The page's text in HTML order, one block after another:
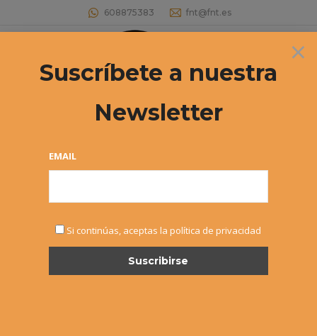
608875383 fnt@fnt.es
Buscar:
Archivos diarios:30 julio, 2019
×
Suscríbete a nuestra
Newsletter
EMAIL
Si continúas, aceptas la política de privacidad